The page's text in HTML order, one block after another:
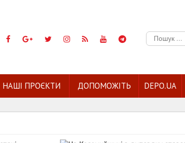
Пошук:
НАШІ ПРОЄКТИ ДОПОМОЖІТЬ DEPO.UA